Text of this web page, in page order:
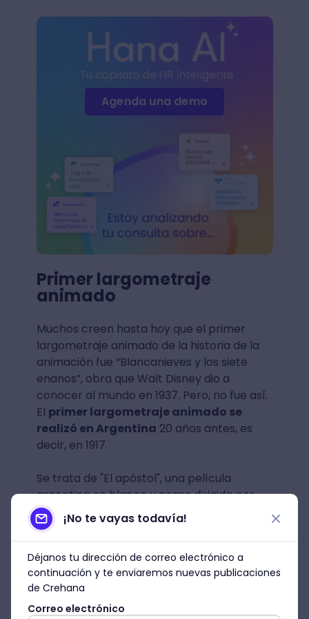
Agenda una demo
Primer largometraje
animado
Muchos creen hasta hoy que el primer
largometraje animado de la historia de la
animación fue “Blancanieves y los siete
enanos”, obra que Walt Disney dio a
conocer al mundo en 1937. Pero, no fue así.
El primer largometraje animado se
realizó en Argentina 20 años antes, es
decir, en 1917.
Se trata de "El apóstol", una película
argentina en blanco y negro dirigida por
Quirino Cristiani y producida por Federico
Valle. El film se hizo enteramente con los
dibujos a mano de Cristiani.
¡No te vayas todavía!
Déjanos tu dirección de correo electrónico a
continuación y te enviaremos nuevas publicaciones
de Crehana
Correo electrónico